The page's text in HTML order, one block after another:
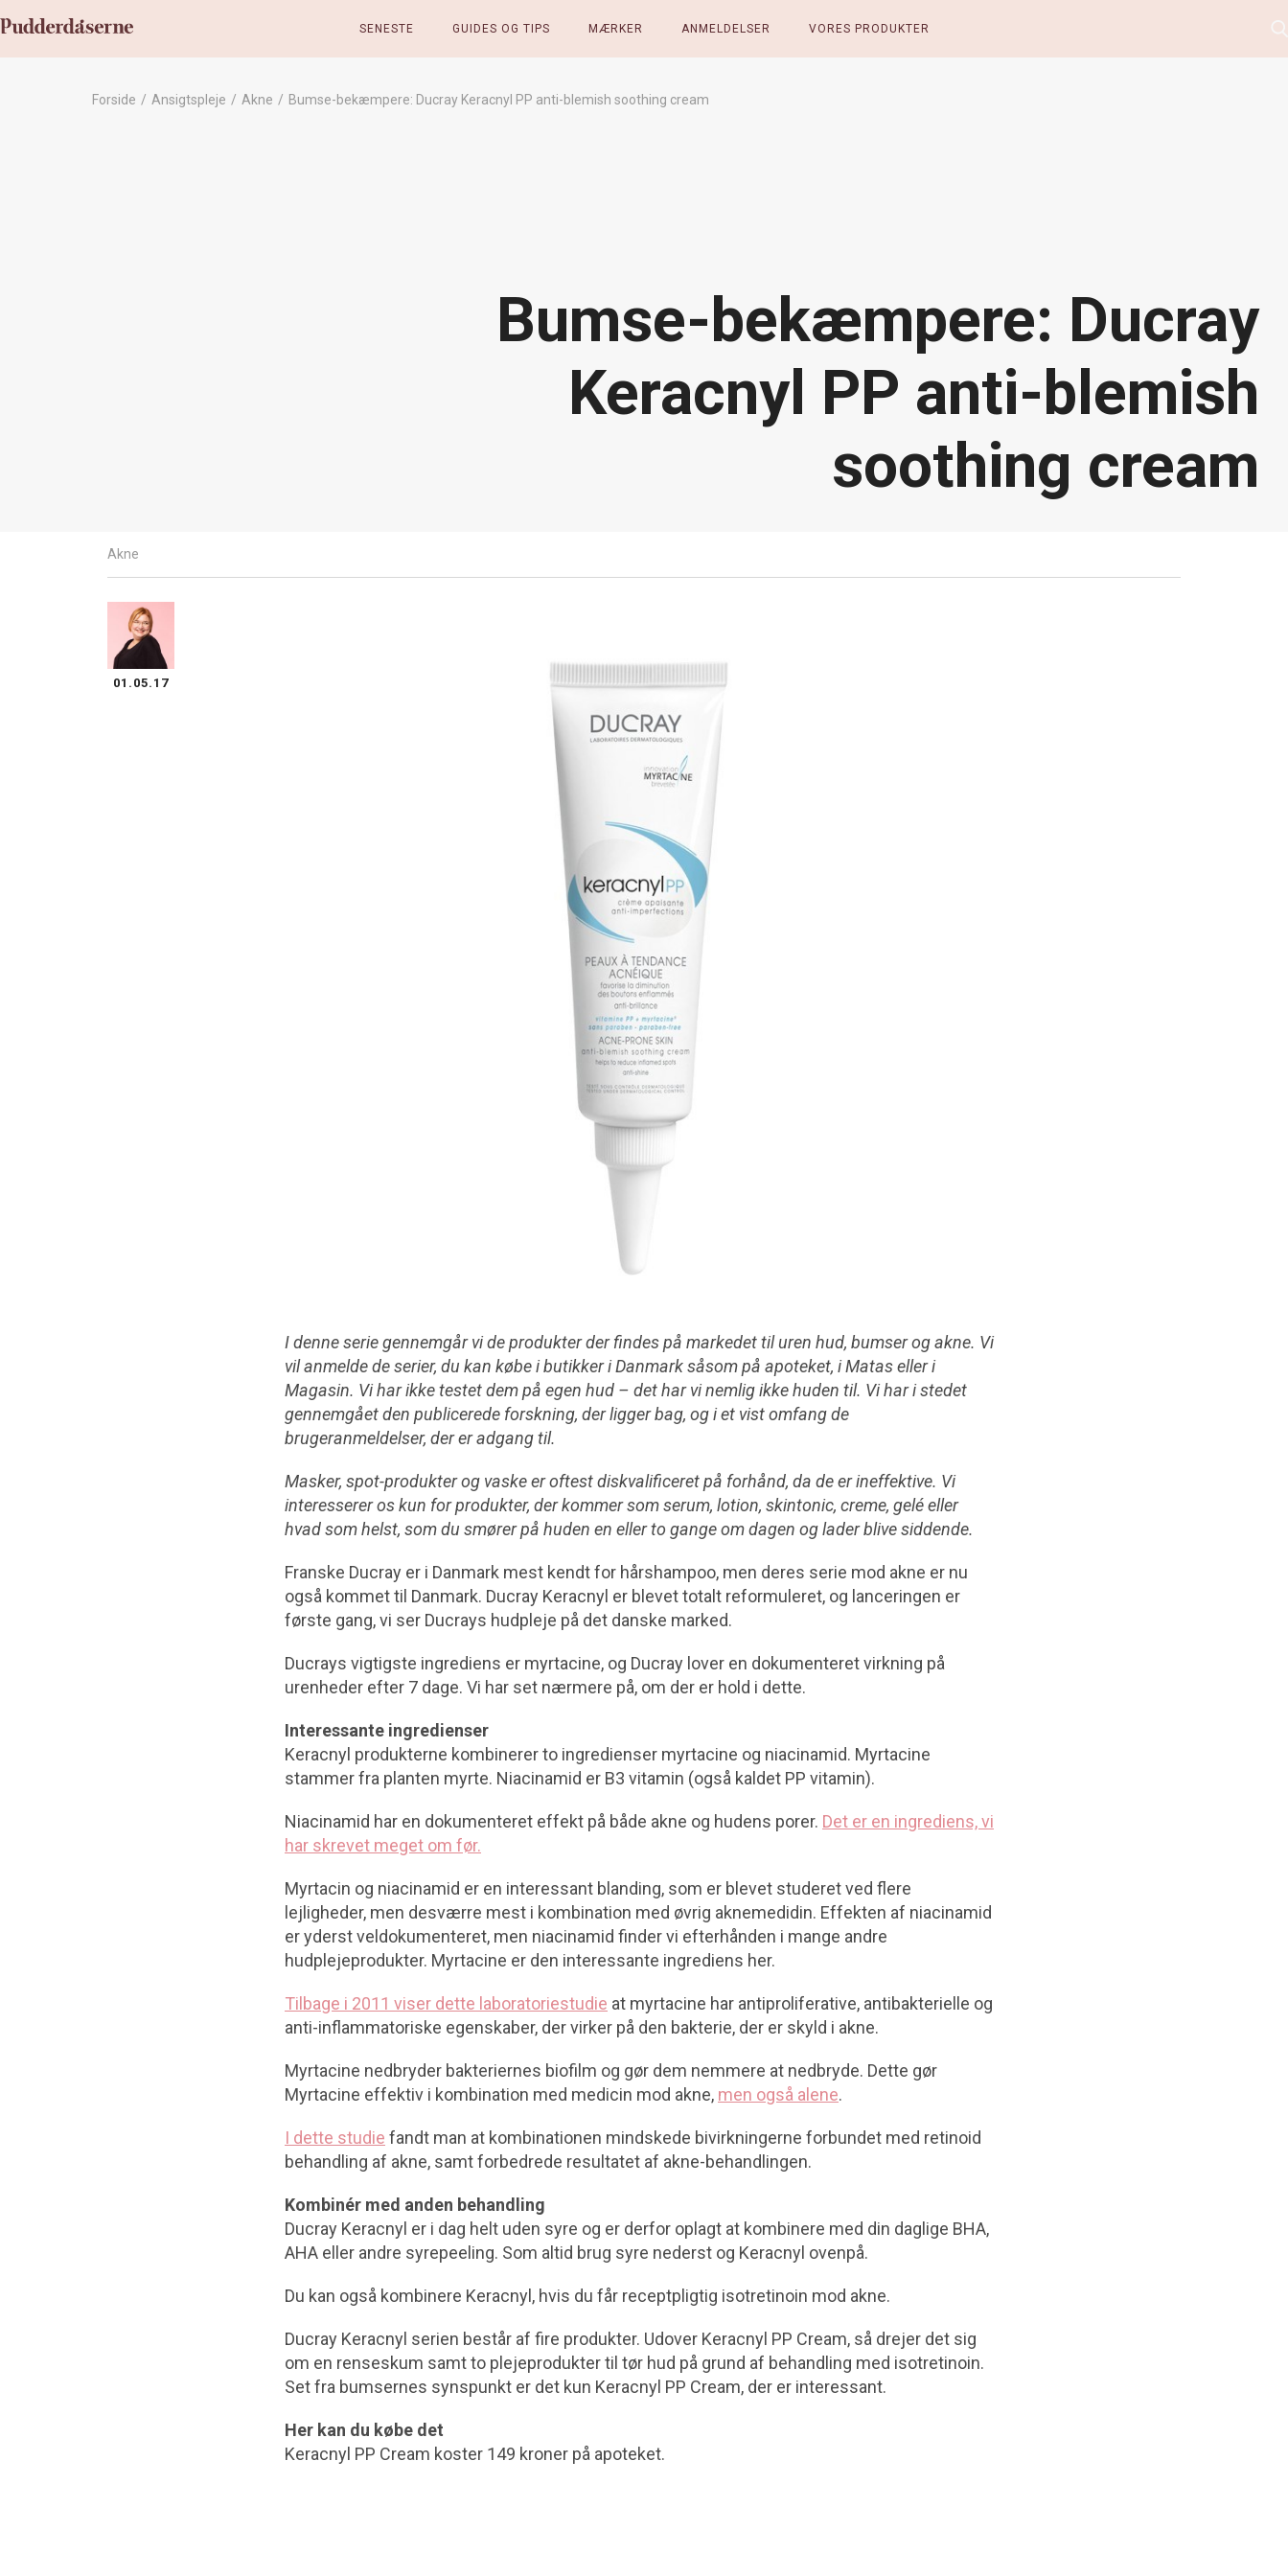
SENESTE GUIDES OG TIPS MÆRKER ANMELDELSER VORES PRODUKTER
Forside / Ansigtspleje / Akne / Bumse-bekæmpere: Ducray Keracnyl PP anti-blemish soothing cream
Bumse-bekæmpere: Ducray
Keracnyl PP anti-blemish
soothing cream
Akne
01.05.17
I denne serie gennemgår vi de produkter der findes på markedet til uren hud, bumser og akne. Vi
vil anmelde de serier, du kan købe i butikker i Danmark såsom på apoteket, i Matas eller i
Magasin. Vi har ikke testet dem på egen hud – det har vi nemlig ikke huden til. Vi har i stedet
gennemgået den publicerede forskning, der ligger bag, og i et vist omfang de
brugeranmeldelser, der er adgang til.
Masker, spot-produkter og vaske er oftest diskvalificeret på forhånd, da de er ineffektive. Vi
interesserer os kun for produkter, der kommer som serum, lotion, skintonic, creme, gelé eller
hvad som helst, som du smører på huden en eller to gange om dagen og lader blive siddende.
Franske Ducray er i Danmark mest kendt for hårshampoo, men deres serie mod akne er nu
også kommet til Danmark. Ducray Keracnyl er blevet totalt reformuleret, og lanceringen er
første gang, vi ser Ducrays hudpleje på det danske marked.
Ducrays vigtigste ingrediens er myrtacine, og Ducray lover en dokumenteret virkning på
urenheder efter 7 dage. Vi har set nærmere på, om der er hold i dette.
Interessante ingredienser
Keracnyl produkterne kombinerer to ingredienser myrtacine og niacinamid. Myrtacine
stammer fra planten myrte. Niacinamid er B3 vitamin (også kaldet PP vitamin).
Niacinamid har en dokumenteret effekt på både akne og hudens porer. Det er en ingrediens, vi
har skrevet meget om før.
Myrtacin og niacinamid er en interessant blanding, som er blevet studeret ved flere
lejligheder, men desværre mest i kombination med øvrig aknemedidin. Effekten af niacinamid
er yderst veldokumenteret, men niacinamid finder vi efterhånden i mange andre
hudplejeprodukter. Myrtacine er den interessante ingrediens her.
Tilbage i 2011 viser dette laboratoriestudie at myrtacine har antiproliferative, antibakterielle og
anti-inflammatoriske egenskaber, der virker på den bakterie, der er skyld i akne.
Myrtacine nedbryder bakteriernes biofilm og gør dem nemmere at nedbryde. Dette gør
Myrtacine effektiv i kombination med medicin mod akne, men også alene.
I dette studie fandt man at kombinationen mindskede bivirkningerne forbundet med retinoid
behandling af akne, samt forbedrede resultatet af akne-behandlingen.
Kombinér med anden behandling
Ducray Keracnyl er i dag helt uden syre og er derfor oplagt at kombinere med din daglige BHA,
AHA eller andre syrepeeling. Som altid brug syre nederst og Keracnyl ovenpå.
Du kan også kombinere Keracnyl, hvis du får receptpligtig isotretinoin mod akne.
Ducray Keracnyl serien består af fire produkter. Udover Keracnyl PP Cream, så drejer det sig
om en renseskum samt to plejeprodukter til tør hud på grund af behandling med isotretinoin.
Set fra bumsernes synspunkt er det kun Keracnyl PP Cream, der er interessant.
Her kan du købe det
Keracnyl PP Cream koster 149 kroner på apoteket.